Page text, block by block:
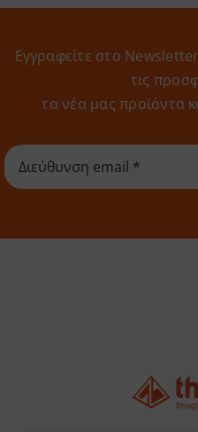
Εγγραφείτε στο
τις
τα νέα μας προϊόντα